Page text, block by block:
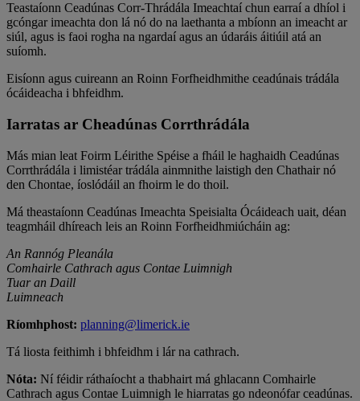
Teastaíonn Ceadúnas Corr-Thrádála Imeachtaí chun earraí a dhíol i
gcóngar imeachta don lá nó do na laethanta a mbíonn an imeacht ar
siúl, agus is faoi rogha na ngardaí agus an údaráis áitiúil atá an
suíomh.
Eisíonn agus cuireann an Roinn Forfheidhmithe ceadúnais trádála
ócáideacha i bhfeidhm.
Iarratas ar Cheadúnas Corrthrádála
Más mian leat Foirm Léirithe Spéise a fháil le haghaidh Ceadúnas
Corrthrádála i limistéar trádála ainmnithe laistigh den Chathair nó
den Chontae, íoslódáil an fhoirm le do thoil.
Má theastaíonn Ceadúnas Imeachta Speisialta Ócáideach uait, déan
teagmháil dhíreach leis an Roinn Forfheidhmiúcháin ag:
An Rannóg Pleanála
Comhairle Cathrach agus Contae Luimnigh
Tuar an Daill
Luimneach
Ríomhphost: planning@limerick.ie
Tá liosta feithimh i bhfeidhm i lár na cathrach.
Nóta: Ní féidir ráthaíocht a thabhairt má ghlacann Comhairle
Cathrach agus Contae Luimnigh le hiarratas go ndeonófar ceadúnas.